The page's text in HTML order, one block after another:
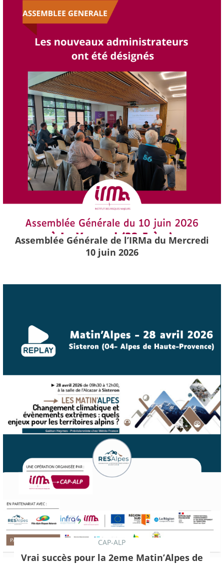
Assemblée Générale de l’IRMa du Mercredi
10 juin 2026
CAP-ALP
Vrai succès pour la 2eme Matin’Alpes de